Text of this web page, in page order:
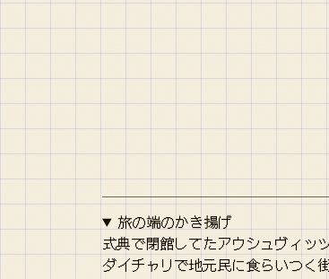
旅の端のかき揚げ
式典で閉館してたアウシュヴィッ
ダイチャリで地元民に食らいつく